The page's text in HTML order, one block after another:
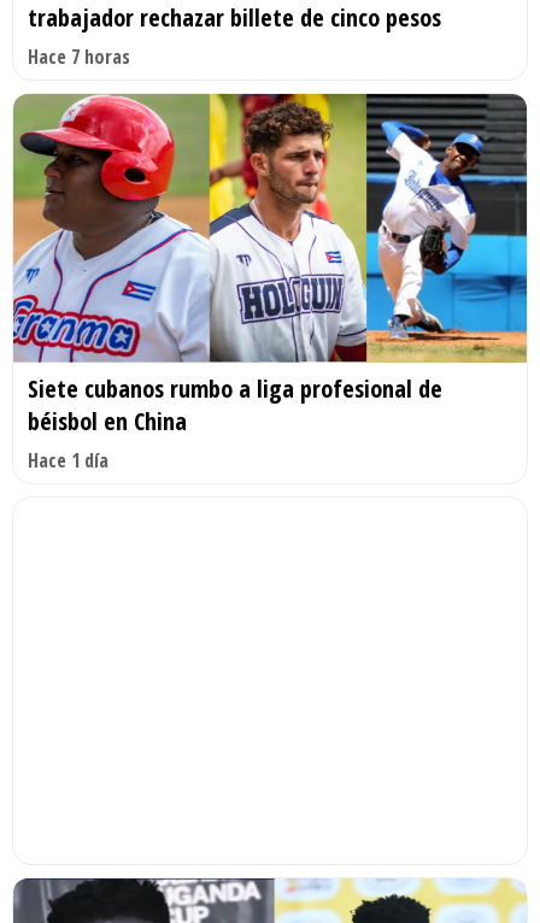
trabajador rechazar billete de cinco pesos
Hace 7 horas
Siete cubanos rumbo a liga profesional de
béisbol en China
Hace 1 día